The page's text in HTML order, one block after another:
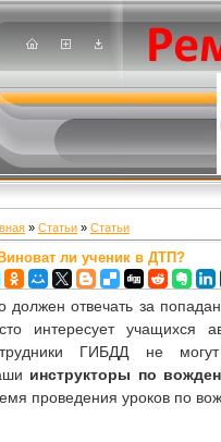
» Статьи » Статьи
ли ученик в ДТП?
должен отвечать за
интересует учащихся
ГИБДД не
инструкторы по
проведения уроков по